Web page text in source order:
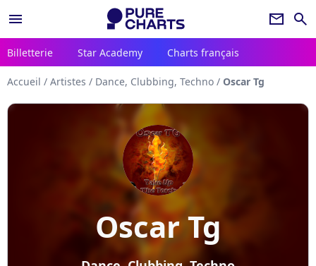
menu newsletter search
Billetterie Star Academy Charts français
Accueil / Artistes / Dance, Clubbing, Techno / Oscar Tg
Oscar Tg